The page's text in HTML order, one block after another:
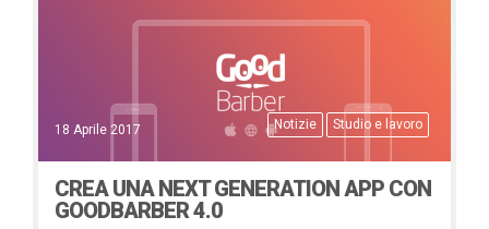
Notizie Studio e lavoro
18 Aprile 2017
CREA UNA NEXT GENERATION APP CON
GOODBARBER 4.0